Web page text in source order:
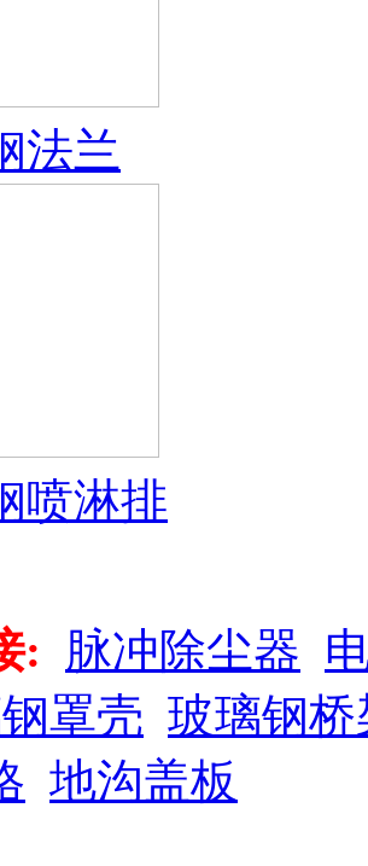
法兰
喷淋排
:
脉冲除尘器
罩壳 玻璃钢桥
地沟盖板